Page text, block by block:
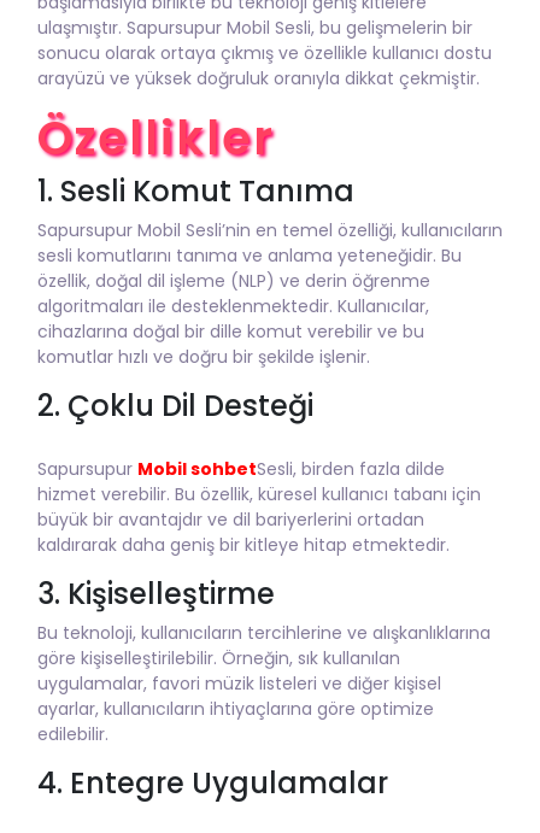
ulaşmıştır. Sapursupur Mobil Sesli, bu gelişmelerin bir
sonucu olarak ortaya çıkmış ve özellikle kullanıcı dostu
arayüzü ve yüksek doğruluk oranıyla dikkat çekmiştir.
Özellikler
1. Sesli Komut Tanıma
Sapursupur Mobil Sesli’nin en temel özelliği, kullanıcıların
sesli komutlarını tanıma ve anlama yeteneğidir. Bu
özellik, doğal dil işleme (NLP) ve derin öğrenme
algoritmaları ile desteklenmektedir. Kullanıcılar,
cihazlarına doğal bir dille komut verebilir ve bu
komutlar hızlı ve doğru bir şekilde işlenir.
2. Çoklu Dil Desteği
Sapursupur Mobil sohbetSesli, birden fazla dilde
hizmet verebilir. Bu özellik, küresel kullanıcı tabanı için
büyük bir avantajdır ve dil bariyerlerini ortadan
kaldırarak daha geniş bir kitleye hitap etmektedir.
3. Kişiselleştirme
Bu teknoloji, kullanıcıların tercihlerine ve alışkanlıklarına
göre kişiselleştirilebilir. Örneğin, sık kullanılan
uygulamalar, favori müzik listeleri ve diğer kişisel
ayarlar, kullanıcıların ihtiyaçlarına göre optimize
edilebilir.
4. Entegre Uygulamalar